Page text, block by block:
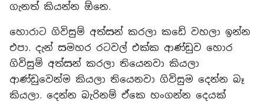
ගැනත් කියන්න ඕනෙ.
හොරාට ගිවිසුම් අත්සන් කරලා කඩේ වහලා ඉන්න
එපා. දැන් සමහර රටවල් එක්ක ආණ්ඩුව හොර
ගිවිසුම් අත්සන් කරලා තියෙනවා කියලා
ආණ්ඩුවෙන්ම කියලා තියෙනවා ගිවිසුම දෙන්න බෑ
කියලා. දෙන්න බැරිනම් ඒකෙ හංගන්න දෙයක්